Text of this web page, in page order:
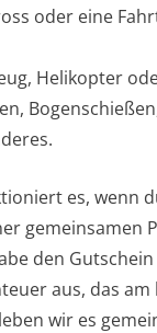
oder eine
Helikopter
es, wenn
gemeinsamen
den
aus, das
wir es